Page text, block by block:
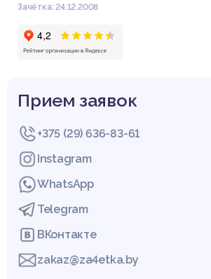
Зачётка: 24.12.2008
Прием заявок
+375 (29) 636-83-61
Instagram
WhatsApp
Telegram
ВКонтакте
zakaz@za4etka.by